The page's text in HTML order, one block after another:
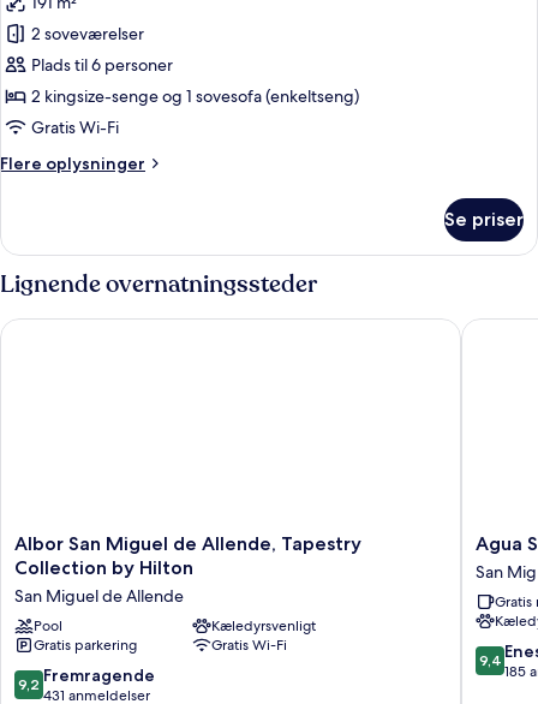
byudsigt
billeder
af
Deluxe-
penthouselejlighed
-
soveværelser
2 soveværelser
Plads til 6 personer
2 kingsize-senge og 1 sovesofa (enkeltseng)
Gratis Wi-Fi
Flere oplysninger
Flere
penthouselejlighed
-
2
soveværelser
Se priser
Lignende overnatningssteder
Albor
San
de
Allende,
Tapestry
Collection
by
Albor San Miguel de Allende, Tapestry
Collection by Hilton
San Miguel de Allende
Pool
Kæledyrsvenligt
Gratis parkering
Gratis Wi-Fi
9.2
ud
9,2 Fremragende
431 anmeldelser
Albor San Miguel de Allende, Tapestry Collection by Hilton
Agua
Santa
Hotel
San
Miguel
de
Agua
San
Gratis
9.4
ud
9,4
185
Agua